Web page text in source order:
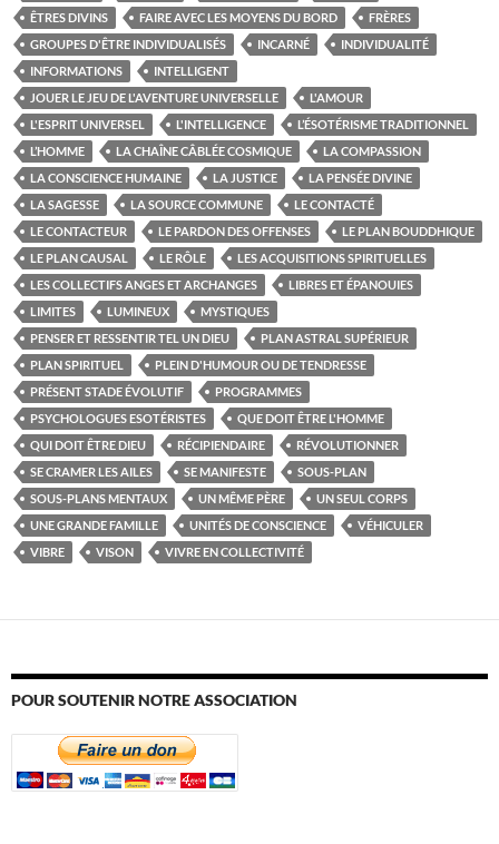
ÊTRES DIVINS FAIRE AVEC LES MOYENS DU BORD
FRÈRES
GROUPES D'ÊTRE INDIVIDUALISÉS
INCARNÉ
INDIVIDUALITÉ
INFORMATIONS
INTELLIGENT
JOUER LE JEU DE L'AVENTURE UNIVERSELLE
L'AMOUR
L'ESPRIT UNIVERSEL
L'INTELLIGENCE
L’ÉSOTÉRISME TRADITIONNEL
L’HOMME
LA CHAÎNE CÂBLÉE COSMIQUE
LA COMPASSION
LA CONSCIENCE HUMAINE
LA JUSTICE
LA PENSÉE DIVINE
LA SAGESSE
LA SOURCE COMMUNE
LE CONTACTÉ
LE CONTACTEUR
LE PARDON DES OFFENSES
LE PLAN BOUDDHIQUE
LE PLAN CAUSAL
LE RÔLE
LES ACQUISITIONS SPIRITUELLES
LES COLLECTIFS ANGES ET ARCHANGES
LIBRES ET ÉPANOUIES
LIMITES
LUMINEUX
MYSTIQUES
PENSER ET RESSENTIR TEL UN DIEU
PLAN ASTRAL SUPÉRIEUR
PLAN SPIRITUEL
PLEIN D'HUMOUR OU DE TENDRESSE
PRÉSENT STADE ÉVOLUTIF
PROGRAMMES
PSYCHOLOGUES ESOTÉRISTES
QUE DOIT ÊTRE L'HOMME
QUI DOIT ÊTRE DIEU
RÉCIPIENDAIRE
RÉVOLUTIONNER
SE CRAMER LES AILES
SE MANIFESTE
SOUS-PLAN
SOUS-PLANS MENTAUX
UN MÊME PÈRE
UN SEUL CORPS
UNE GRANDE FAMILLE
UNITÉS DE CONSCIENCE
VÉHICULER
VIBRE
VISON VIVRE EN COLLECTIVITÉ
POUR SOUTENIR NOTRE ASSOCIATION